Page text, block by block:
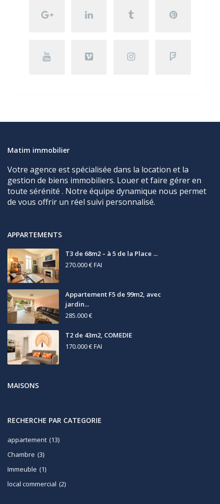
Matim immobilier
Votre agence est spécialisée dans la location et la
gestion de biens immobiliers. Louer et faire gérer en
toute sérénité . Notre équipe dynamique nous permet
de vous offrir un réel suivi personnalisé.
APPARTEMENTS
T3 de 68m2 – à 5 de la Place ...
270.000 €FAI
Appartement F5 de 99m2, avec
jardin...
285.000 €
T2 de 43m2, COMEDIE
170.000 €FAI
MAISONS
RECHERCHE PAR CATEGORIE
appartement (13)
Chambre (3)
Immeuble (1)
local commercial (2)